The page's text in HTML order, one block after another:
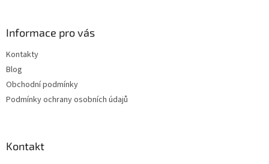
Informace pro vás
Kontakty
Blog
Obchodní podmínky
Podmínky ochrany osobních údajů
Kontakt